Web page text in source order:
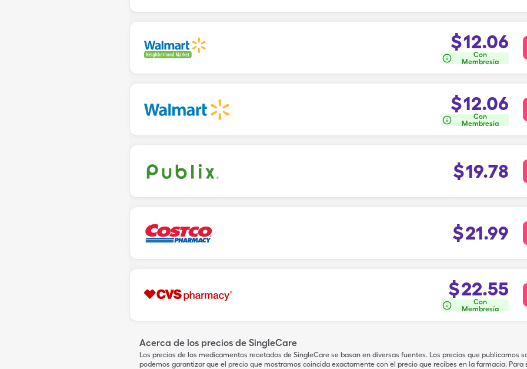
$12.06
Con
Membresía
$12.06
Con
Membresía
$19.78
$21.99
$22.55
Con
Membresía
Acerca de los precios de SingleCare
Los precios de los medicamentos recetados de SingleCare se basan en diversas fuentes. Los precios que publicamos
podemos garantizar que el precio que mostramos coincida exactamente con el precio que recibes en la farmacia. Para